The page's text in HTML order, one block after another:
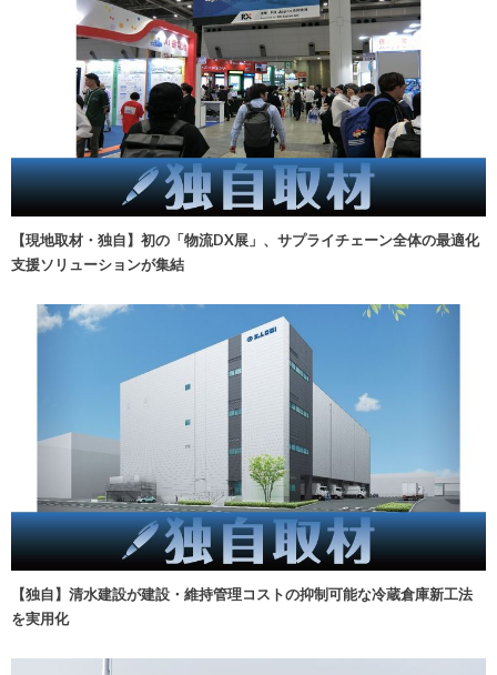
【現地取材・独自】初の「物流DX展」、サプライチェーン全体の最適化
支援ソリューションが集結
【独自】清水建設が建設・維持管理コストの抑制可能な冷蔵倉庫新工法
を実用化